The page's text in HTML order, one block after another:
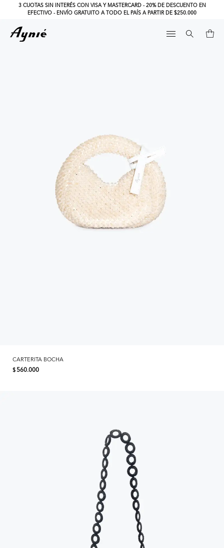
3 CUOTAS SIN INTERÉS CON VISA Y MASTERCARD - 20% DE DESCUENTO EN
EFECTIVO - ENVÍO GRATUITO A TODO EL PAÍS A PARTIR DE $250.000
CARTERITA BOCHA
$560.000